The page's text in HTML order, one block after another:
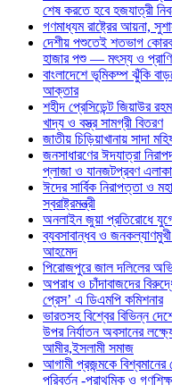
শেষ করতে হবে হজযাত্রী
গণমাধ্যম রাষ্ট্রের আয়না,
দেশীয় পশুতেই শতভাগ
হাজার পশু — মৎস্য ও
বাংলাদেশে ভূমিকম্প ঝুঁকি
আক্তার
শহীদ প্রেসিডেন্ট জিয়াউর
খাদ্য ও বস্ত্র সামগ্রী বিতরণ
জাতীয় চিড়িয়াখানায় সাদা
জনসাধারণের ঈদযাত্রা
প্লাজা ও যানজটপ্রবণ
ঈদের সার্বিক নিরাপত্তা ও
স্বরাষ্ট্রমন্ত্রী
অনলাইন জুয়া প্রতিরোধে
ব্যবসাবান্ধব ও
আহমেদ
পিরোজপুরে জাল দলিলের
অপরাধ ও চাঁদাবাজদের
প্রেস’ এ ডিএমপি কমিশনার
ভারতসহ বিশ্বের বিভিন্ন
উপর নির্যাতন অবসানের
আমীর,ইসলামী সমাজ
আগামী প্রজন্মকে
পরিবর্তন -প্রাথমিক ও